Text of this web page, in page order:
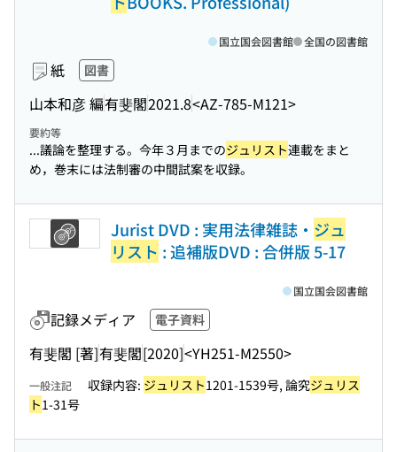
紙 図書
山本和彦 編有斐閣2021.8<AZ-785-M121>
国立国会図書館 全国の図書館
要約等
...議論を整理する。今年３月までのジュリスト連載をまと
め，巻末には法制審の中間試案を収録。
Jurist DVD : 実用法律雑誌・ ジュ
リスト : 追補版DVD : 合併版 5-17
記録メディア 電子資料
有斐閣 [著]有斐閣[2020]<YH251-M2550>
国立国会図書館
一般注記 収録内容: ジュリスト1201-1539号, 論究ジュリス
ト1-31号